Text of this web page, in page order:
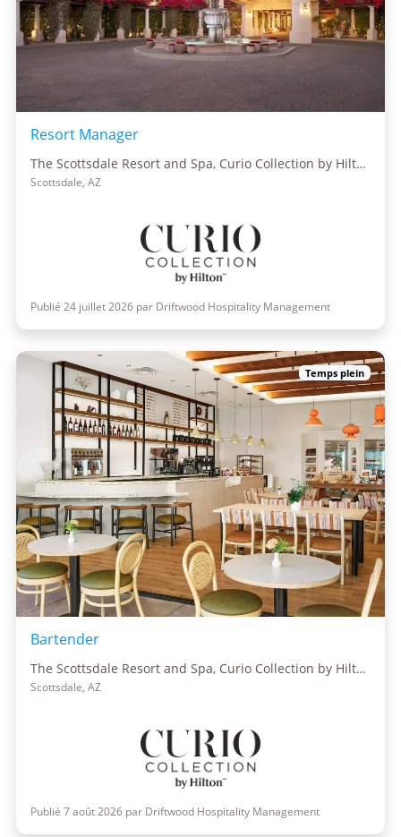
Resort Manager
The Scottsdale Resort and Spa, Curio Collection by Hilton
Scottsdale, AZ
Publié 24 juillet 2026 par Driftwood Hospitality Management
Temps plein
Bartender
The Scottsdale Resort and Spa, Curio Collection by Hilton
Scottsdale, AZ
Publié 7 août 2026 par Driftwood Hospitality Management